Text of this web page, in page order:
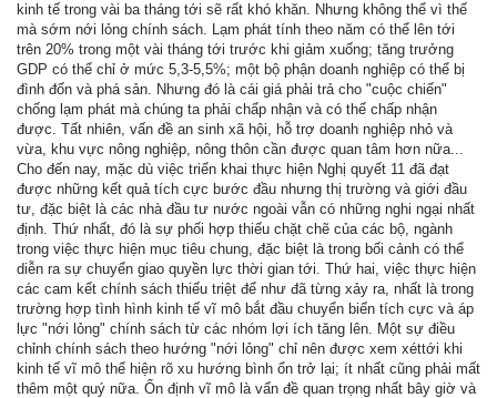
kinh tế trong vài ba tháng tới sẽ rất khó khăn. Nhưng không thể vì thế
mà sớm nới lỏng chính sách. Lạm phát tính theo năm có thể lên tới
trên 20% trong một vài tháng tới trước khi giảm xuống; tăng trưởng
GDP có thể chỉ ở mức 5,3-5,5%; một bộ phận doanh nghiệp có thể bị
đình đốn và phá sản. Nhưng đó là cái giá phải trả cho "cuộc chiến"
chống lạm phát mà chúng ta phải chấp nhận và có thể chấp nhận
được. Tất nhiên, vấn đề an sinh xã hội, hỗ trợ doanh nghiệp nhỏ và
vừa, khu vực nông nghiệp, nông thôn cần được quan tâm hơn nữa...
Cho đến nay, mặc dù việc triển khai thực hiện Nghị quyết 11 đã đạt
được những kết quả tích cực bước đầu nhưng thị trường và giới đầu
tư, đặc biệt là các nhà đầu tư nước ngoài vẫn có những nghi ngại nhất
định. Thứ nhất, đó là sự phối hợp thiếu chặt chẽ của các bộ, ngành
trong việc thực hiện mục tiêu chung, đặc biệt là trong bối cảnh có thể
diễn ra sự chuyển giao quyền lực thời gian tới. Thứ hai, việc thực hiện
các cam kết chính sách thiếu triệt để như đã từng xảy ra, nhất là trong
trường hợp tình hình kinh tế vĩ mô bắt đầu chuyển biến tích cực và áp
lực "nới lỏng" chính sách từ các nhóm lợi ích tăng lên. Một sự điều
chỉnh chính sách theo hướng "nới lỏng" chỉ nên được xem xéttới khi
kinh tế vĩ mô thể hiện rõ xu hướng bình ổn trở lại; ít nhất cũng phải mất
thêm một quý nữa. Ổn định vĩ mô là vấn đề quan trọng nhất bây giờ và